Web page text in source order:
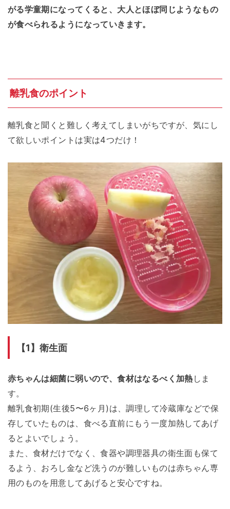
がる学童期になってくると、大人とほぼ同じようなもの
が食べられるようになっていきます。
離乳食のポイント
離乳食と聞くと難しく考えてしまいがちですが、気にし
て欲しいポイントは実は4つだけ！
【1】衛生面
赤ちゃんは細菌に弱いので、食材はなるべく加熱 しま
す。
離乳食初期(生後5〜6ヶ月)は、調理して冷蔵庫などで保
存していたものは、食べる直前にもう一度加熱してあげ
るとよいでしょう。
また、食材だけでなく、食器や調理器具の衛生面も保て
るよう、おろし金など洗うのが難しいものは赤ちゃん専
用のものを用意してあげると安心ですね。